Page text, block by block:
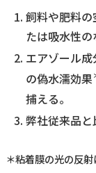
飼料や肥料
たは吸水性の
エアゾール
の偽水濡効果
捕える。
弊社従来品と
＊粘着膜の光の反射